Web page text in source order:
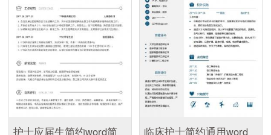
护士应届生简约word简 临床护士简约通用word